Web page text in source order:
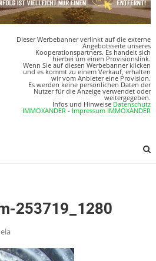
Dieser Werbebanner verlinkt auf die externe
Angebotsseite unseres
Kooperationspartners. Es handelt sich
hierbei um einen Provisionslink.
Wenn Sie auf diesen Werbebanner klicken
und es kommt zu einem Verkauf, erhalten
wir vom Anbieter eine Provision.
Es werden keine persönlichen Daten der
Nutzer für die Anzeige verwendet oder
weitergegeben.
Infos und Hinweise Datenschutz
IMMOXANDER - Impressum IMMOXANDER
253719_1280